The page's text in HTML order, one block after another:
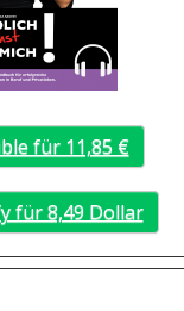
für 11,85 €
für 8,49 Dollar